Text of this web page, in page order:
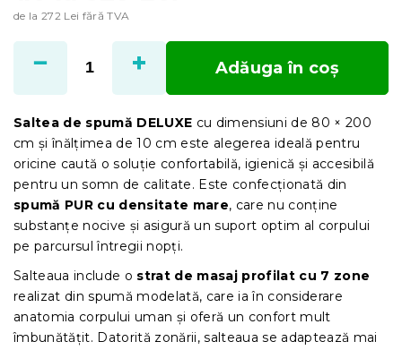
de la272 Lei fără TVA
preţ:
Adăuga în coş
Saltea de spumă DELUXE cu dimensiuni de 80 × 200
cm și înălțimea de 10 cm este alegerea ideală pentru
oricine caută o soluție confortabilă, igienică și accesibilă
pentru un somn de calitate. Este confecționată din
spumă PUR cu densitate mare, care nu conține
substanțe nocive și asigură un suport optim al corpului
pe parcursul întregii nopți.
Salteaua include o strat de masaj profilat cu 7 zone
realizat din spumă modelată, care ia în considerare
anatomia corpului uman și oferă un confort mult
îmbunătățit. Datorită zonării, salteaua se adaptează mai